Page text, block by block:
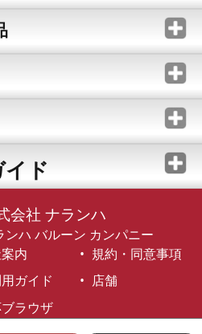
ド
会社 ナランハ
ンハ バルーン カンパニー
内
規約・同意事項
ガイド
店舗
ラウザ